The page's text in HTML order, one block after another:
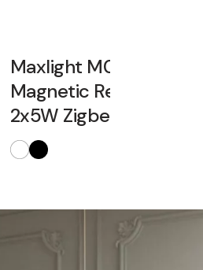
Maxlight M0048Z
Magnetic Reflektor
2x5W Zigbee